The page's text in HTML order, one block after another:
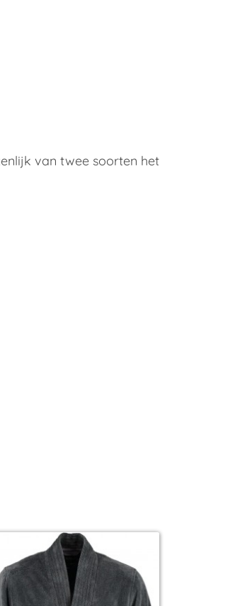
van twee soorten het